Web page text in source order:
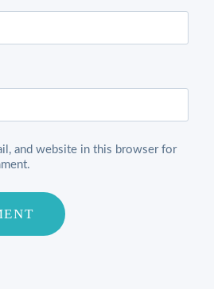
and website in this browser for